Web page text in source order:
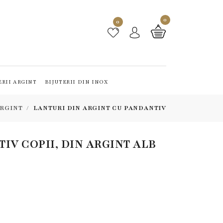
0 0
ARGINT BIJUTERII DIN INOX
LANTURI DIN ARGINT CU PANDANTIV
COPII, DIN ARGINT ALB